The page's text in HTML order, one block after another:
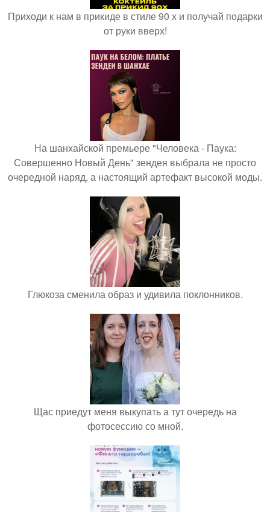
Приходи к нам в прикиде в стиле 90 х и получай подарки
от руки вверх!
На шанхайской премьере "Человека - Паука:
Совершенно Новый День" зендея выбрала не просто
очередной наряд, а настоящий артефакт высокой моды.
Глюкоза сменила образ и удивила поклонников.
Щас приедут меня выкупать а тут очередь на
фотосессию со мной.